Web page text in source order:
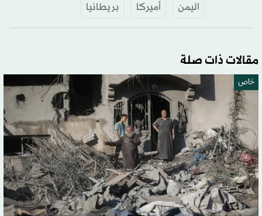
اليمن
أميركا بريطانيا
مقالات ذات صلة
خاص